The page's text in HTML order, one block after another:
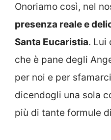
Onoriamo così, nel
presenza reale e
Santa Eucaristia. Lui
che è pane degli
per noi e per
dicendogli una sola
più di tante formule